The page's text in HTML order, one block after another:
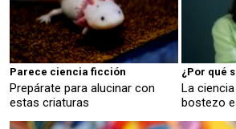
Parece ciencia ficción
Prepárate para alucinar con
estas criaturas
¿Por qué
La
bostezo